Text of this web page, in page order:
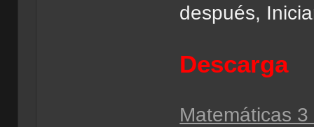
después,
Descarga
Matemáticas